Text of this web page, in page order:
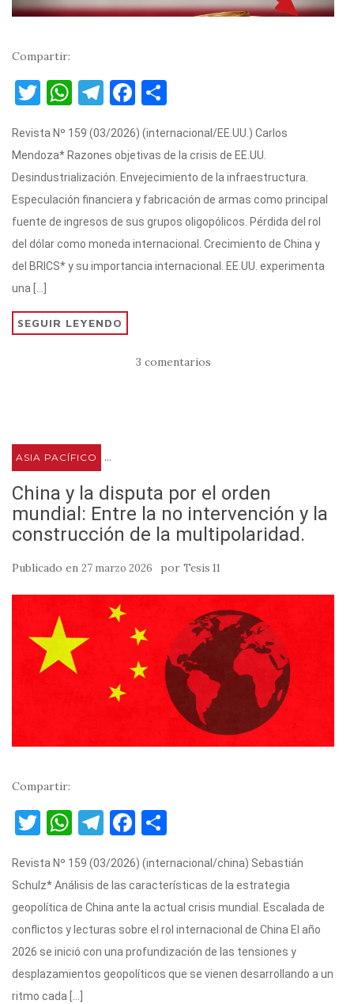
Compartir:
T
it
te
r
W
at
s
A
p
p
T
e
gr
a
m
F
c
e
b
o
o
k
m
p
ar
ti
r
Revista Nº 159 (03/2026) (internacional/EE.UU.) Carlos
Mendoza* Razones objetivas de la crisis de EE.UU.
Desindustrialización. Envejecimiento de la infraestructura.
Especulación financiera y fabricación de armas como principal
fuente de ingresos de sus grupos oligopólicos. Pérdida del rol
del dólar como moneda internacional. Crecimiento de China y
del BRICS* y su importancia internacional. EE.UU. experimenta
una […]
SEGUIR LEYENDO
3 comentarios
ASIA PACÍFICO ...
China y la disputa por el orden
mundial: Entre la no intervención y la
construcción de la multipolaridad.
Publicado en 27 marzo 2026 por Tesis 11
Compartir:
T
it
te
r
W
at
s
A
p
p
T
e
gr
a
m
F
c
e
b
o
o
m
p
ar
ti
r
Revista Nº 159 (03/2026) (internacional/china) Sebastián
Schulz* Análisis de las características de la estrategia
geopolítica de China ante la actual crisis mundial. Escalada de
conflictos y lecturas sobre el rol internacional de China El año
2026 se inició con una profundización de las tensiones y
desplazamientos geopolíticos que se vienen desarrollando a un
ritmo cada […]